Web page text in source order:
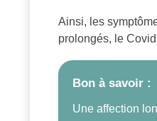
Ainsi, les
prolongés, le
Bon à savoir :
Une affection